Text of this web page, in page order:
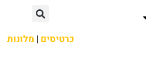
כרטיסים | מלונות